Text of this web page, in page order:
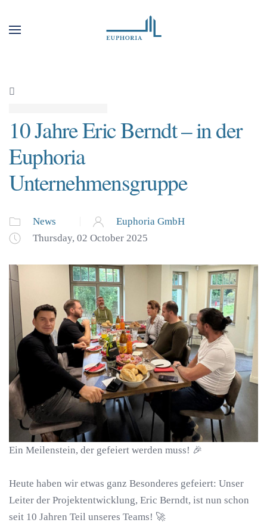
10 Jahre Eric Berndt – in der
Euphoria
Unternehmensgruppe
News
Euphoria GmbH
Thursday, 02 October 2025
Ein Meilenstein, der gefeiert werden muss! 🎉
Heute haben wir etwas ganz Besonderes gefeiert: Unser
Leiter der Projektentwicklung, Eric Berndt, ist nun schon
seit 10 Jahren Teil unseres Teams! 🚀